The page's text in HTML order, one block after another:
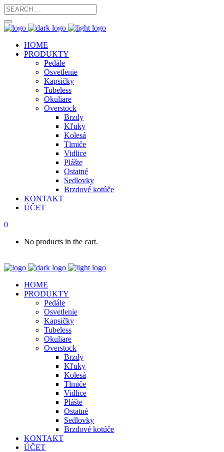
HOME
PRODUKTY
Pedále
Osvetlenie
Kapsičky
Tubeless
Okuliare
Overstock
Brzdy
Kľuky
Kolesá
Tlmiče
Vidlice
Plášte
Ostatné
Sedlovky
Brzdové kotúče
KONTAKT
ÚČET
0
No products in the cart.
HOME
PRODUKTY
Pedále
Osvetlenie
Kapsičky
Tubeless
Okuliare
Overstock
Brzdy
Kľuky
Kolesá
Tlmiče
Vidlice
Plášte
Ostatné
Sedlovky
Brzdové kotúče
KONTAKT
ÚČET